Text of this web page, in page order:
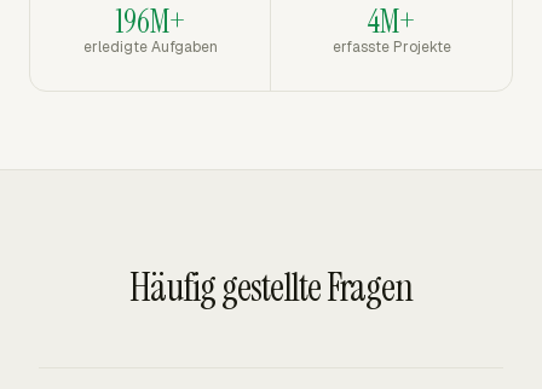
196M+
erledigte Aufgaben
4M+
erfasste Projekte
Häufig gestellte Fragen